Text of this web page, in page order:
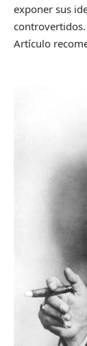
exponer sus
controvertidos.
Artículo